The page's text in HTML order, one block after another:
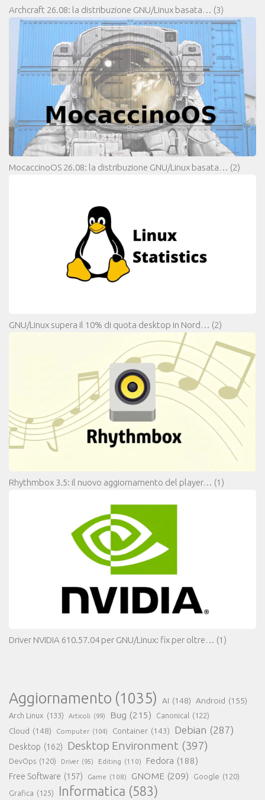
Archcraft 26.08: la distribuzione GNU/Linux basata… (3)
MocaccinoOS 26.08: la distribuzione GNU/Linux basata… (2)
GNU/Linux supera il 10% di quota desktop in Nord… (2)
Rhythmbox 3.5: il nuovo aggiornamento del player… (1)
Driver NVIDIA 610.57.04 per GNU/Linux: fix per oltre… (1)
Aggiornamento (1035) AI (148) Android (155)
Arch Linux (133) Articoli (99) Bug (215) Canonical (122)
Cloud (148) Computer (104) Container (143) Debian (287)
Desktop (162) Desktop Environment (397)
DevOps (120) Driver (95) Editing (110) Fedora (188)
Free Software (157) Game (108) GNOME (209) Google (120)
Grafica (125) Informatica (583)